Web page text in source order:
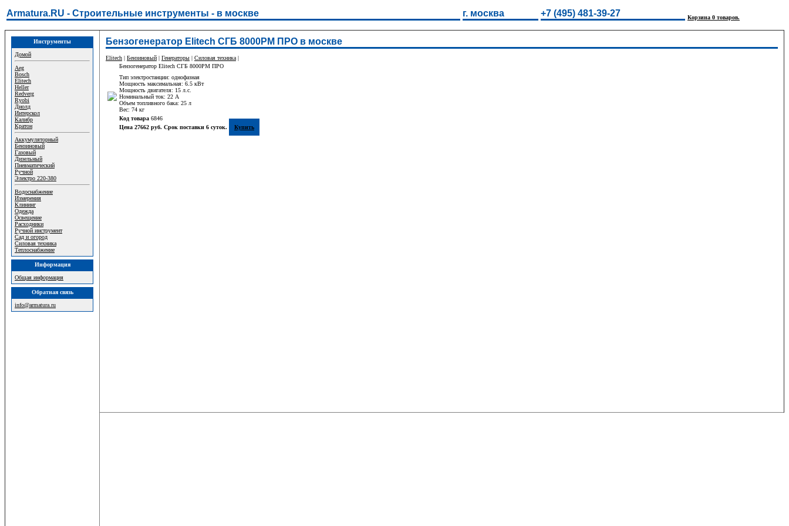
Armatura.RU - Строительные инструменты - в москве г. москва +7 (495) 481-39-27 Корзина 0 товаров.
Инструменты
Домой
Aeg
Bosch
Elitech
Heller
Redverg
Ryobi
Диолд
Интерскол
Калибр
Кратон
Аккумуляторный
Бензиновый
Газовый
Дизельный
Пневматический
Ручной
Электро 220-380
Водоснабжение
Измерения
Клининг
Одежда
Освещение
Расходники
Ручной инструмент
Сад и огород
Силовая техника
Теплоснабжение
Информация
Общая информация
Обратная связь
info@armatura.ru
Бензогенератор Elitech СГБ 8000РМ ПРО в москве
Elitech | Бензиновый | Генераторы | Силовая техника |
Бензогенератор Elitech СГБ 8000РМ ПРО
Тип электростанции: однофазная
Мощность максимальная: 6.5 кВт
Мощность двигателя: 15 л.с.
Номинальный ток: 22 А
Объем топливного бака: 25 л
Вес: 74 кг
Код товара 6846
Цена 27662 руб. Срок поставки 6 суток.
Купить